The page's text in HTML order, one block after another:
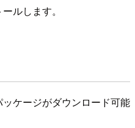
ルします。
ケージがダウンロード可能